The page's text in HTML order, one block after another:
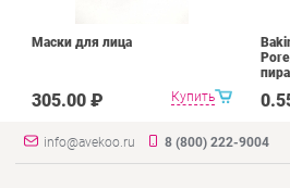
Купить
Маски для лица
305.00 ₽
info@avekoo.ru 8 (800) 222-9004